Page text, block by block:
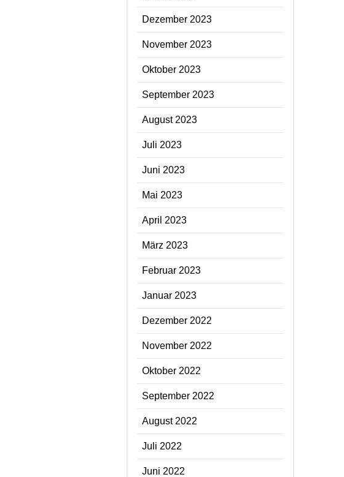
Dezember 2023
November 2023
Oktober 2023
September 2023
August 2023
Juli 2023
Juni 2023
Mai 2023
April 2023
März 2023
Februar 2023
Januar 2023
Dezember 2022
November 2022
Oktober 2022
September 2022
August 2022
Juli 2022
Juni 2022